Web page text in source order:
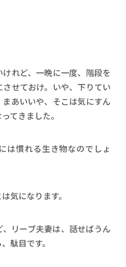
れど、一晩に一度、階段を
させておけ。いや、下りてい
あいいや、そこは気にすん
てきました。
は慣れる生き物なのでしょ
気になります。
リーブ夫妻は、話せばうん
駄目です。